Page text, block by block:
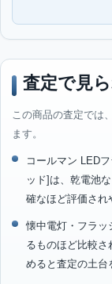
査定で見
この商品の査定では
ます。
コールマン LED
ッド]は、乾電池
確なほど評価され
懐中電灯・フラッ
るものほど比較
めると査定の土台